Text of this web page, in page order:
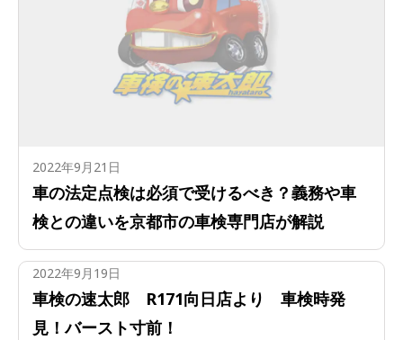
2022年9月21日
車の法定点検は必須で受けるべき？義務や車
検との違いを京都市の車検専門店が解説
2022年9月19日
車検の速太郎 R171向日店より 車検時発
見！バースト寸前！